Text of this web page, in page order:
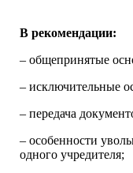
В рекомендации:
– общепринятые
– исключительные
– передача
– особенности
одного учредителя;